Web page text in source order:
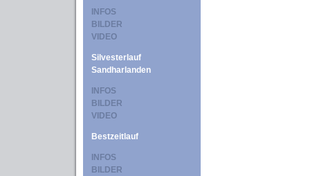
INFOS
BILDER
VIDEO
Silvesterlauf
Sandharlanden
INFOS
BILDER
VIDEO
Bestzeitlauf
INFOS
BILDER